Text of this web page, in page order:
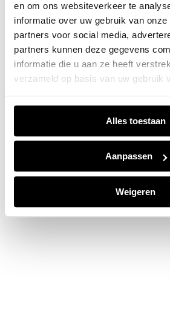
en om ons websiteverkeer te
informatie over uw gebruik van
partners voor social media,
partners kunnen deze gegevens
informatie die u aan ze heeft
verzameld op basis van uw gebruik
Alles toestaan
Aanpassen
Weigeren
Application error: a client-side
loadingwww.jvk.nl(see the
information).